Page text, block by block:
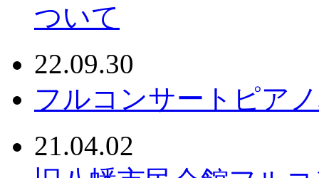
ついて
22.09.30
フルコンサートピア
21.04.02